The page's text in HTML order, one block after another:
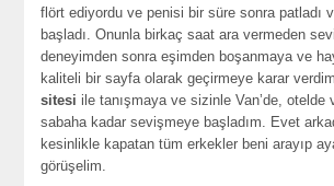
flört ediyordu ve penisi bir süre sonra patladı
başladı. Onunla birkaç saat ara vermeden
deneyimden sonra eşimden boşanmaya ve
kaliteli bir sayfa olarak geçirmeye karar
sitesi ile tanışmaya ve sizinle Van’de, otelde
sabaha kadar sevişmeye başladım. Evet
kesinlikle kapatan tüm erkekler beni arayıp
görüşelim.